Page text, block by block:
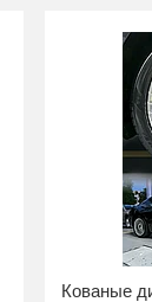
Кованые